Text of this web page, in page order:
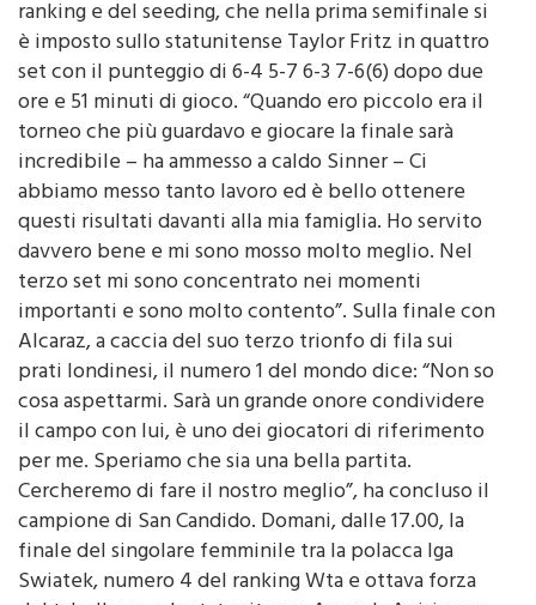
atto con lo spagnolo Carlos Alcaraz, numero 2 del
ranking e del seeding, che nella prima semifinale si
è imposto sullo statunitense Taylor Fritz in quattro
set con il punteggio di 6-4 5-7 6-3 7-6(6) dopo due
ore e 51 minuti di gioco. “Quando ero piccolo era il
torneo che più guardavo e giocare la finale sarà
incredibile – ha ammesso a caldo Sinner – Ci
abbiamo messo tanto lavoro ed è bello ottenere
questi risultati davanti alla mia famiglia. Ho servito
davvero bene e mi sono mosso molto meglio. Nel
terzo set mi sono concentrato nei momenti
importanti e sono molto contento”. Sulla finale con
Alcaraz, a caccia del suo terzo trionfo di fila sui
prati londinesi, il numero 1 del mondo dice: “Non so
cosa aspettarmi. Sarà un grande onore condividere
il campo con lui, è uno dei giocatori di riferimento
per me. Speriamo che sia una bella partita.
Cercheremo di fare il nostro meglio”, ha concluso il
campione di San Candido. Domani, dalle 17.00, la
finale del singolare femminile tra la polacca Iga